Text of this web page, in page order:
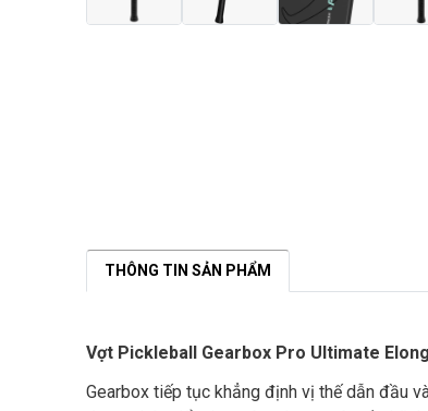
THÔNG TIN SẢN PHẨM
Vợt Pickleball Gearbox Pro Ultimate
Gearbox tiếp tục khẳng định vị thế dẫn đầu